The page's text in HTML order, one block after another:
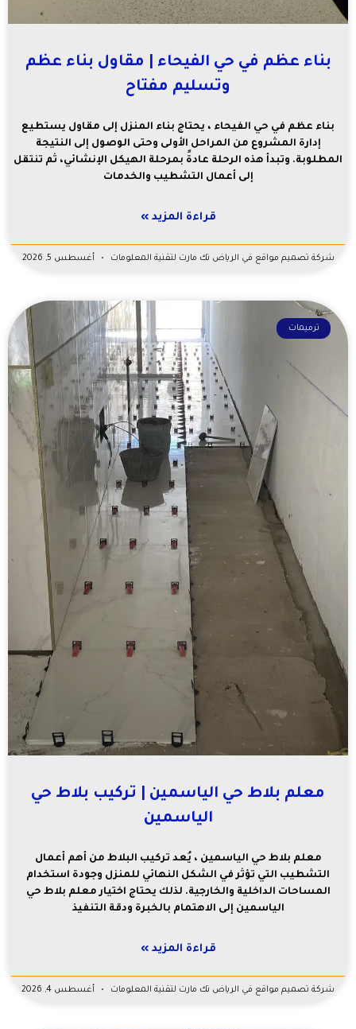
بناء عظم في حي الفيحاء | مقاول بناء عظم
وتسليم مفتاح
بناء عظم في حي الفيحاء ، يحتاج بناء المنزل إلى مقاول يستطيع
إدارة المشروع من المراحل الأولى وحتى الوصول إلى النتيجة
المطلوبة. وتبدأ هذه الرحلة عادةً بمرحلة الهيكل الإنشائي، ثم تنتقل
إلى أعمال التشطيب والخدمات
قراءة المزيد »
شركة تصميم مواقع في الرياض تك مارت لتقنية المعلومات أغسطس 5, 2026
ترميمات
معلم بلاط حي الياسمين | تركيب بلاط حي
الياسمين
معلم بلاط حي الياسمين ، يُعد تركيب البلاط من أهم أعمال
التشطيب التي تؤثر في الشكل النهائي للمنزل وجودة استخدام
المساحات الداخلية والخارجية. لذلك يحتاج اختيار معلم بلاط حي
الياسمين إلى الاهتمام بالخبرة ودقة التنفيذ
قراءة المزيد »
شركة تصميم مواقع في الرياض تك مارت لتقنية المعلومات أغسطس 4, 2026